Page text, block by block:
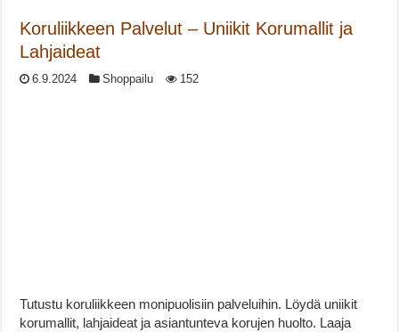
Koruliikkeen Palvelut – Uniikit Korumallit ja
Lahjaideat
6.9.2024 Shoppailu 152
Tutustu koruliikkeen monipuolisiin palveluihin. Löydä uniikit
korumallit, lahjaideat ja asiantunteva korujen huolto. Laaja